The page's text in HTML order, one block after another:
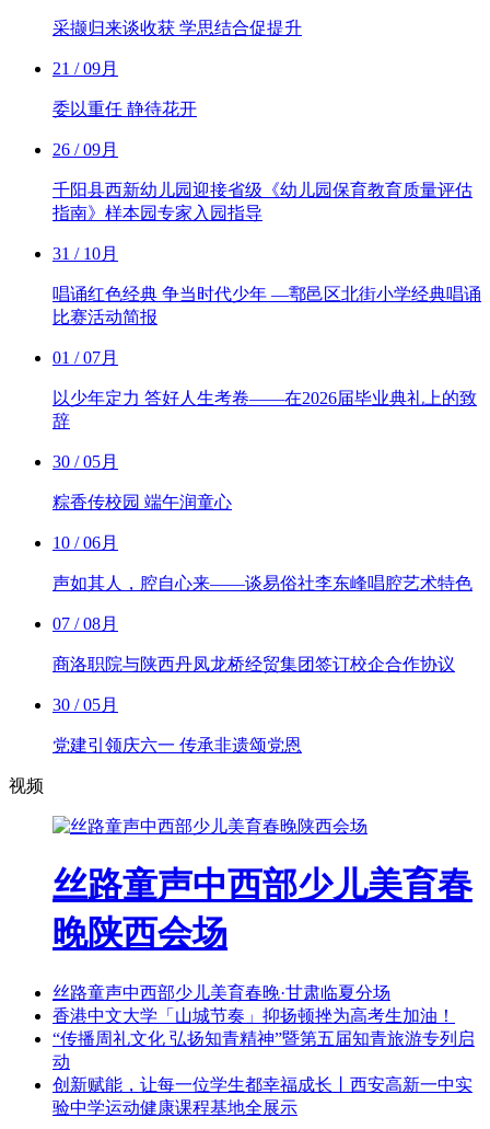
采撷归来谈收获 学思结合促提升
21 / 09月
委以重任 静待花开
26 / 09月
千阳县西新幼儿园迎接省级《幼儿园保育教育质量评估
指南》样本园专家入园指导
31 / 10月
唱诵红色经典 争当时代少年 —鄠邑区北街小学经典唱诵
比赛活动简报
01 / 07月
以少年定力 答好人生考卷——在2026届毕业典礼上的致
辞
30 / 05月
粽香传校园 端午润童心
10 / 06月
声如其人，腔自心来——谈易俗社李东峰唱腔艺术特色
07 / 08月
商洛职院与陕西丹凤龙桥经贸集团签订校企合作协议
30 / 05月
党建引领庆六一 传承非遗颂党恩
视频
丝路童声中西部少儿美育春
晚陕西会场
丝路童声中西部少儿美育春晚·甘肃临夏分场
香港中文大学「山城节奏」抑扬顿挫为高考生加油！
“传播周礼文化 弘扬知青精神”暨第五届知青旅游专列启
动
创新赋能，让每一位学生都幸福成长丨西安高新一中实
验中学运动健康课程基地全展示